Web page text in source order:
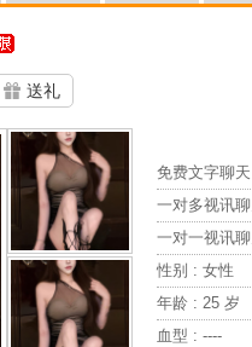
送礼
免费文字聊
一对多视讯
一对一视讯
性别 : 女性
年龄 : 25 岁
血型 : ----